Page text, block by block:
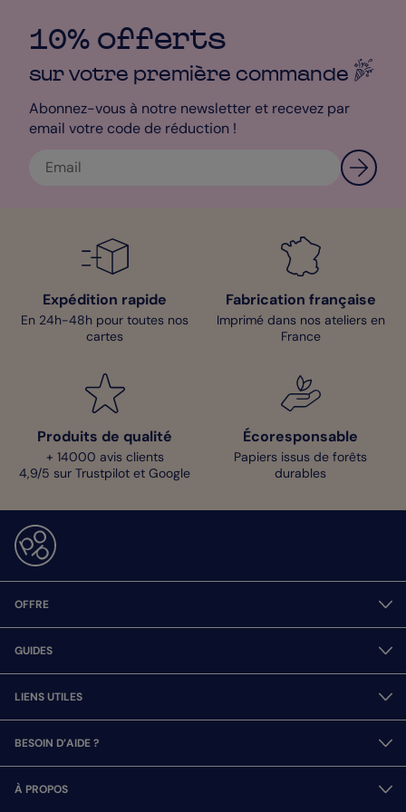
pouvez même ajouter des accessoires pour parfaire votre
création. Offrez un sourire à chaque ouverture de frigo avec ce
magnet faire-part de naissance, un souvenir magnétique qui
trouvera sa place dans chaque foyer, rappelant la joie d'un
Sophie - Designer
10% offerts
sur votre première commande
Abonnez-vous à notre newsletter et recevez par
email votre code de réduction !
Expédition rapide
En 24h-48h pour toutes nos
cartes
Fabrication française
Imprimé dans nos ateliers en
France
Produits de qualité
+ 14000 avis clients
4,9/5 sur Trustpilot et Google
Écoresponsable
Papiers issus de forêts
durables
OFFRE
GUIDES
LIENS UTILES
BESOIN D’AIDE ?
À PROPOS